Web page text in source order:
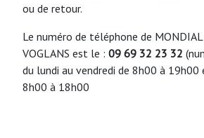
ou de retour.
Le numéro de téléphone de MONDIAL
VOGLANS est le : 09 69 32 23 32
du lundi au vendredi de 8h00 à 19h00
8h00 à 18h00